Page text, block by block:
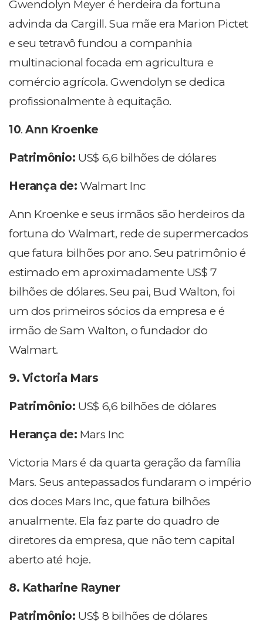
Gwendolyn Meyer é herdeira da fortuna
advinda da Cargill. Sua mãe era Marion Pictet
e seu tetravô fundou a companhia
multinacional focada em agricultura e
comércio agrícola. Gwendolyn se dedica
profissionalmente à equitação.
10.Ann Kroenke
Patrimônio: US$ 6,6 bilhões de dólares
Herança de:Walmart Inc
Ann Kroenke e seus irmãos são herdeiros da
fortuna do Walmart, rede de supermercados
que fatura bilhões por ano. Seu patrimônio é
estimado em aproximadamente US$ 7
bilhões de dólares. Seu pai, Bud Walton, foi
um dos primeiros sócios da empresa e é
irmão de Sam Walton, o fundador do
Walmart.
9. Victoria Mars
Patrimônio: US$ 6,6 bilhões de dólares
Herança de: Mars Inc
Victoria Mars é da quarta geração da família
Mars. Seus antepassados fundaram o império
dos doces Mars Inc, que fatura bilhões
anualmente. Ela faz parte do quadro de
diretores da empresa, que não tem capital
aberto até hoje.
8. Katharine Rayner
Patrimônio: US$ 8 bilhões de dólares